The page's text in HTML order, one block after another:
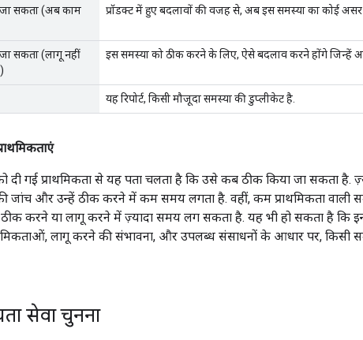
जा सकता (अब काम
प्रॉडक्ट में हुए बदलावों की वजह से, अब इस समस्या का कोई असर
सकता (लागू नहीं
इस समस्या को ठीक करने के लिए, ऐसे बदलाव करने होंगे जिन्हें
यह रिपोर्ट, किसी मौजूदा समस्या की डुप्लीकेट है.
दी गई प्राथमिकता से यह पता चलता है कि उसे कब ठीक किया जा सकता है.
जांच और उन्हें ठीक करने में कम समय लगता है. वहीं, कम प्राथमिकता
करने या लागू करने में ज़्यादा समय लग सकता है. यह भी हो सकता है कि
लागू करने की संभावना, और उपलब्ध संसाधनों के आधार पर, किसी
सेवा चुनना